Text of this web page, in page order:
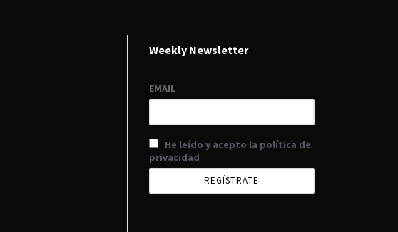
Weekly Newsletter
EMAIL
He leído y acepto la política de
privacidad